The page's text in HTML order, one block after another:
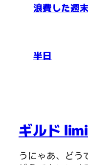
浪費した週末
半日
ギルド
うにゃあ、どう